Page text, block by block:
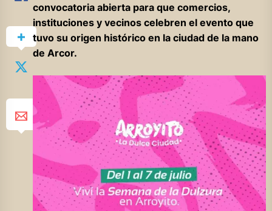
convocatoria abierta para que comercios,
instituciones y vecinos celebren el evento que
tuvo su origen histórico en la ciudad de la mano
de Arcor.